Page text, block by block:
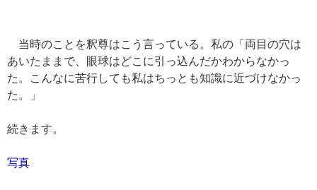
当時のことを釈尊はこう言っている。私の「両目の穴は
あいたままで、眼球はどこに引っ込んだかわからなかっ
た。こんなに苦行しても私はちっとも知識に近づけなかっ
た。」
続きます。
写真